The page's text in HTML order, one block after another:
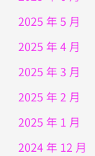
2025 年 5 月
2025 年 4 月
2025 年 3 月
2025 年 2 月
2025 年 1 月
2024 年 12 月